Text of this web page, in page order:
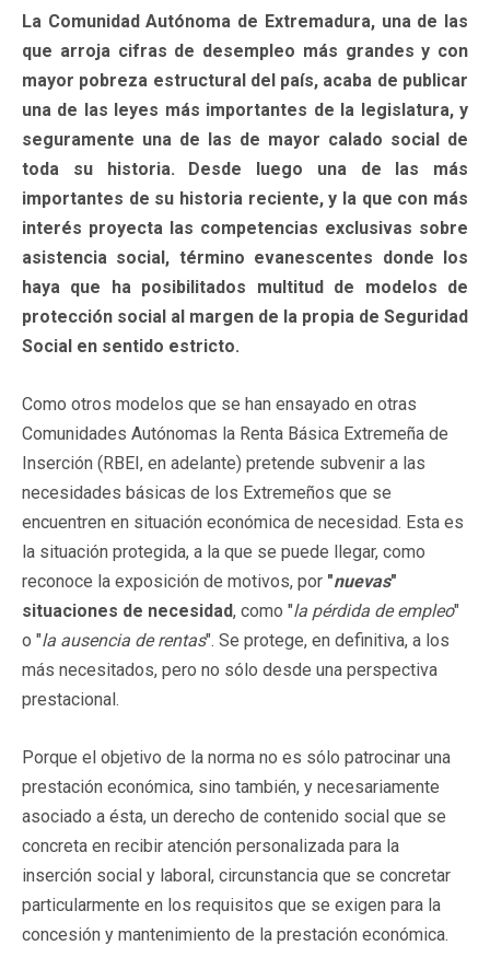
La Comunidad Autónoma de Extremadura, una de las
que arroja cifras de desempleo más grandes y con
mayor pobreza estructural del país, acaba de publicar
una de las leyes más importantes de la legislatura, y
seguramente una de las de mayor calado social de
toda su historia. Desde luego una de las más
importantes de su historia reciente, y la que con más
interés proyecta las competencias exclusivas sobre
asistencia social, término evanescentes donde los
haya que ha posibilitados multitud de modelos de
protección social al margen de la propia de Seguridad
Social en sentido estricto.
Como otros modelos que se han ensayado en otras
Comunidades Autónomas la Renta Básica Extremeña de
Inserción (RBEI, en adelante) pretende subvenir a las
necesidades básicas de los Extremeños que se
encuentren en situación económica de necesidad. Esta es
la situación protegida, a la que se puede llegar, como
reconoce la exposición de motivos, por "nuevas"
situaciones de necesidad, como "la pérdida de empleo"
o "la ausencia de rentas". Se protege, en definitiva, a los
más necesitados, pero no sólo desde una perspectiva
prestacional.
Porque el objetivo de la norma no es sólo patrocinar una
prestación económica, sino también, y necesariamente
asociado a ésta, un derecho de contenido social que se
concreta en recibir atención personalizada para la
inserción social y laboral, circunstancia que se concretar
particularmente en los requisitos que se exigen para la
concesión y mantenimiento de la prestación económica.